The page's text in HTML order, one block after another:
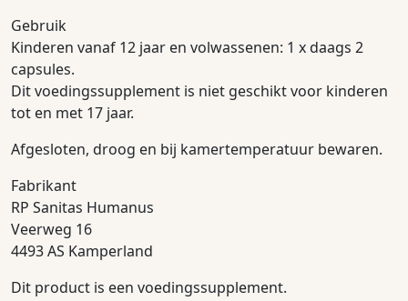
Gebruik
Kinderen vanaf 12 jaar en volwassenen: 1 x daags 2
capsules.
Dit voedingssupplement is niet geschikt voor kinderen
tot en met 17 jaar.
Afgesloten, droog en bij kamertemperatuur bewaren.
Fabrikant
RP Sanitas Humanus
Veerweg 16
4493 AS Kamperland
Dit product is een voedingssupplement.